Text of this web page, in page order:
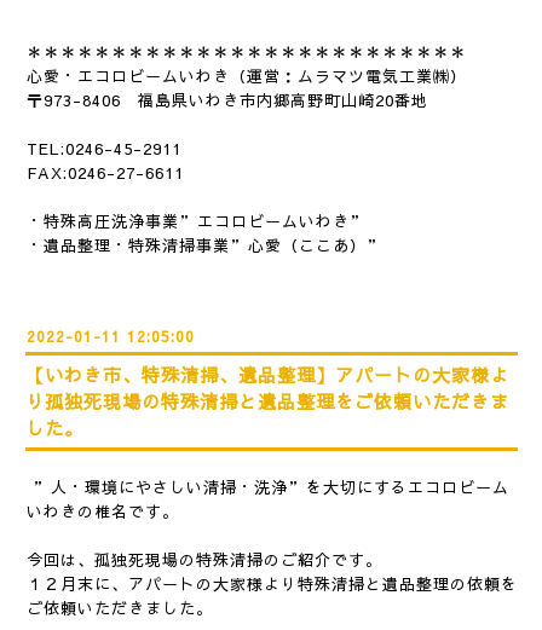
＊＊＊＊＊＊＊＊＊＊＊＊＊＊＊＊＊＊＊＊＊＊＊ ＊＊＊
心愛・エコロビームいわき（運営：ムラマツ電気工業㈱）
〒973-8406 福島県いわき市内郷高野町山崎20番地
TEL:0246-45-2911
FAX:0246-27-6611
・特殊高圧洗浄事業”エコロビームいわき”
・遺品整理・特殊清掃事業”心愛（ここあ）”
2022-01-11 12:05:00
【いわき市、特殊清掃、遺品整理】アパートの大家様よ
り孤独死現場の特殊清掃と遺品整理をご依頼いただきま
した。
”人・環境にやさしい清掃・洗浄”を大切にするエコロビーム
いわきの椎名です。
今回は、孤独死現場の特殊清掃のご紹介です。
１２月末に、アパートの大家様より特殊清掃と遺品整理の依頼を
ご依頼いただきました。